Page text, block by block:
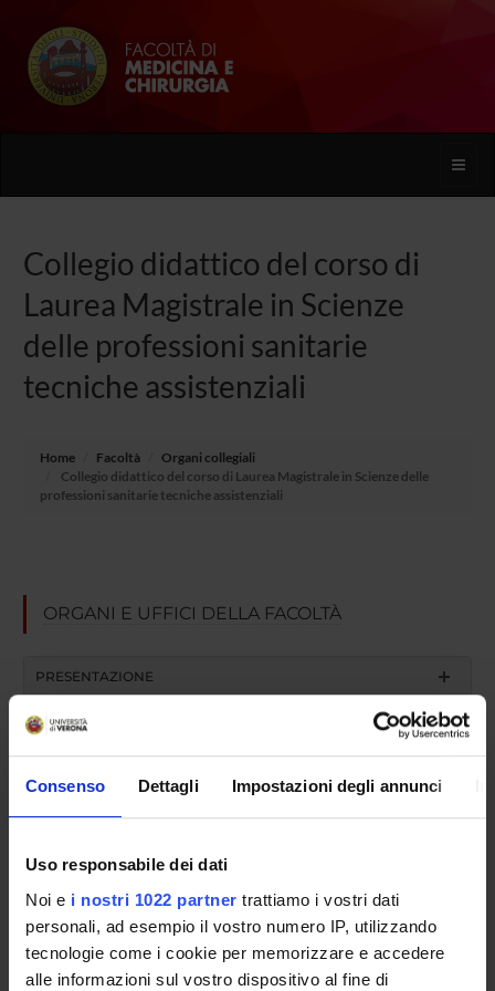
Consenso Dettagli Impostazioni degli annunci
Uso responsabile dei dati
Noi e i nostri 1022 partner trattiamo i vostri dati
personali, ad esempio il vostro numero IP, utilizzando
tecnologie come i cookie per memorizzare e accedere
alle informazioni sul vostro dispositivo al fine di
Toggle
Collegio didattico del corso di
Laurea Magistrale in Scienze
delle professioni sanitarie
tecniche assistenziali
Home Facoltà
Organi collegiali
Collegio didattico del corso di Laurea Magistrale in Scienze delle
professioni sanitarie tecniche assistenziali
ORGANI E UFFICI DELLA FACOLTÀ
PRESENTAZIONE
GOVERNANCE DELLA FACOLTÀ
Presidente
Collegio didattico
Segreteria
Segreterie didattiche dei Corsi di studio di Area Sanitaria - Sede di
Verona
Facoltà